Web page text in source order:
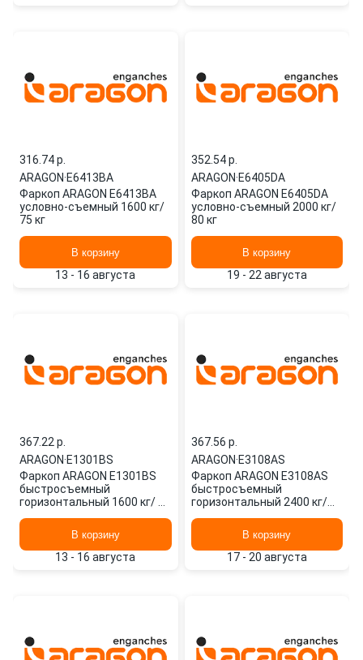
316.74 p.
ARAGON·E6413BA
Фаркоп ARAGON E6413BA
условно-съемный 1600 кг/
75 кг
В корзину
13 - 16 августа
352.54 p.
ARAGON·E6405DA
Фаркоп ARAGON E6405DA
условно-съемный 2000 кг/
80 кг
В корзину
19 - 22 августа
367.22 p.
ARAGON·E1301BS
Фаркоп ARAGON E1301BS
быстросъемный
горизонтальный 1600 кг/ 75
В корзину
13 - 16 августа
367.56 p.
ARAGON·E3108AS
Фаркоп ARAGON E3108AS
быстросъемный
горизонтальный 2400 кг/
В корзину
17 - 20 августа